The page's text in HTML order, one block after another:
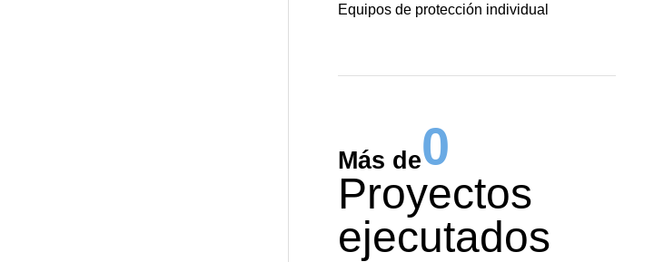
Equipos de protección individual
Más de0
Proyectos
ejecutados